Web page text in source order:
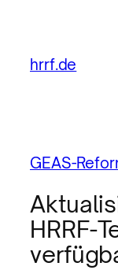
hrrf.de
GEAS-
HRRF-